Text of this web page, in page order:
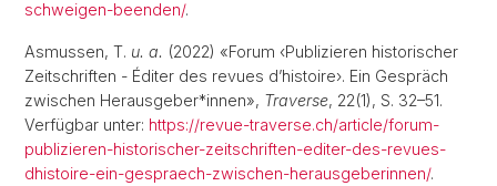
schweigen-beenden/.
Asmussen, T. u. a. (2022) «Forum ‹Publizieren historischer
Zeitschriften - Éditer des revues d’histoire›. Ein Gespräch
zwischen Herausgeber*innen», Traverse, 22(1), S. 32–51.
Verfügbar unter: https://revue-traverse.ch/article/forum-
publizieren-historischer-zeitschriften-editer-des-revues-
dhistoire-ein-gespraech-zwischen-herausgeberinnen/.